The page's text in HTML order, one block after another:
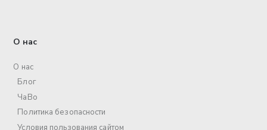
О нас
О нас
Блог
ЧаВо
Политика безопасности
Условия пользования сайтом